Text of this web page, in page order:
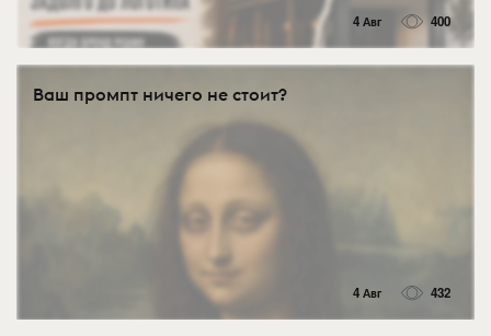
4 Авг 400
Ваш промпт ничего не стоит?
4 Авг 432